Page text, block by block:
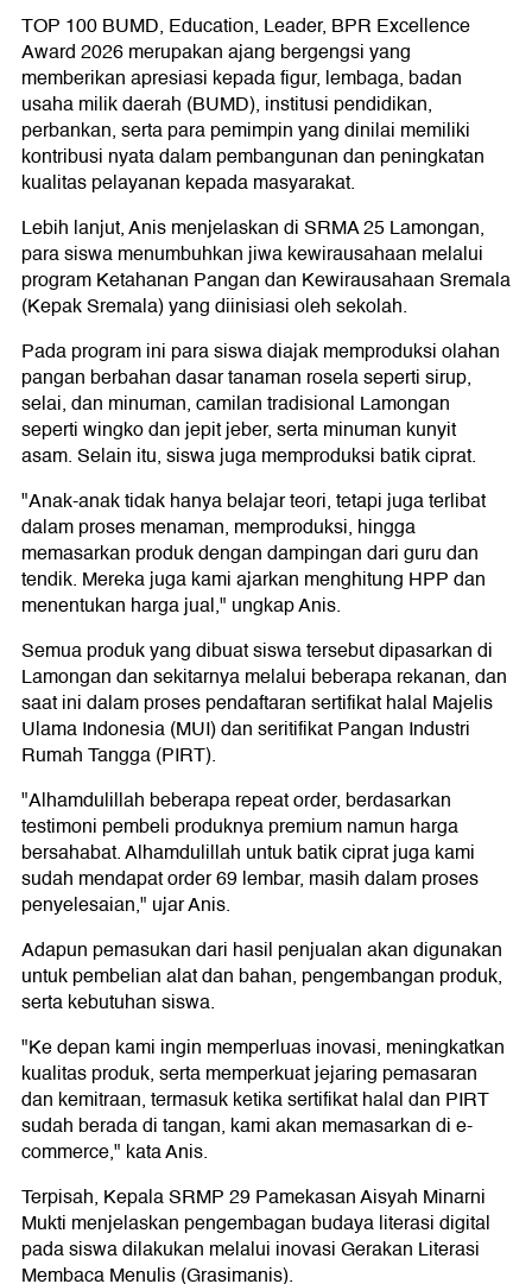
TOP 100 BUMD, Education, Leader, BPR Excellence
Award 2026 merupakan ajang bergengsi yang
memberikan apresiasi kepada figur, lembaga, badan
usaha milik daerah (BUMD), institusi pendidikan,
perbankan, serta para pemimpin yang dinilai memiliki
kontribusi nyata dalam pembangunan dan peningkatan
kualitas pelayanan kepada masyarakat.
Lebih lanjut, Anis menjelaskan di SRMA 25 Lamongan,
para siswa menumbuhkan jiwa kewirausahaan melalui
program Ketahanan Pangan dan Kewirausahaan Sremala
(Kepak Sremala) yang diinisiasi oleh sekolah.
Pada program ini para siswa diajak memproduksi olahan
pangan berbahan dasar tanaman rosela seperti sirup,
selai, dan minuman, camilan tradisional Lamongan
seperti wingko dan jepit jeber, serta minuman kunyit
asam.Selain itu, siswa juga memproduksi batik ciprat.
"Anak-anak tidak hanya belajar teori, tetapi juga terlibat
dalam proses menaman, memproduksi, hingga
memasarkan produk dengan dampingan dari guru dan
tendik. Mereka juga kami ajarkan menghitung HPP dan
menentukan harga jual," ungkap Anis.
Semua produk yang dibuat siswa tersebut dipasarkan di
Lamongan dan sekitarnya melalui beberapa rekanan, dan
saat ini dalam proses pendaftaran sertifikat halal Majelis
Ulama Indonesia (MUI) dan seritifikat Pangan Industri
Rumah Tangga (PIRT).
"Alhamdulillah beberapa repeat order, berdasarkan
testimoni pembeli produknya premium namun harga
bersahabat. Alhamdulillah untuk batik ciprat juga kami
sudah mendapat order 69 lembar, masih dalam proses
penyelesaian," ujar Anis.
Adapun pemasukan dari hasil penjualan akan digunakan
untuk pembelian alat dan bahan, pengembangan produk,
serta kebutuhan siswa.
"Ke depan kami ingin memperluas inovasi, meningkatkan
kualitas produk, serta memperkuat jejaring pemasaran
dan kemitraan, termasuk ketika sertifikat halal dan PIRT
sudah berada di tangan, kami akan memasarkan di e-
commerce," kata Anis.
Terpisah, Kepala SRMP 29 Pamekasan Aisyah Minarni
Mukti menjelaskan pengembagan budaya literasi digital
pada siswa dilakukan melalui inovasi Gerakan Literasi
Membaca Menulis (Grasimanis).